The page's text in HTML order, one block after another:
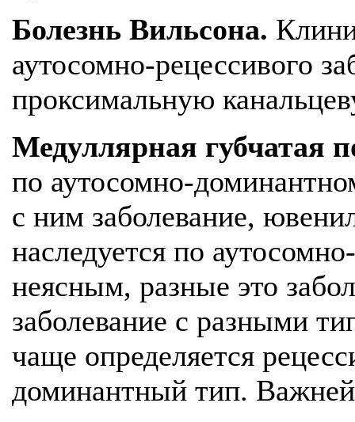
Болезнь Вильсона.
аутосомно-рецессивого
проксимальную
Медуллярная губчатая
по аутосомно-
с ним заболевание,
наследуется по
неясным, разные это
заболевание с разными
чаще определяется
доминантный тип.